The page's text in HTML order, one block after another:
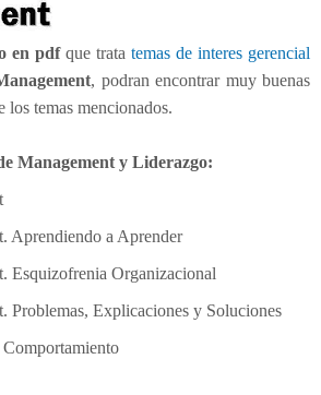
en pdfque trata temas de interes gerencial
, podran encontrar muy buenas
los temas mencionados.
Management y Liderazgo:
Aprendiendo a Aprender
Esquizofrenia Organizacional
Problemas, Explicaciones y Soluciones